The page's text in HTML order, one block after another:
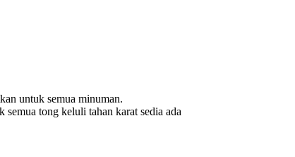
untuk semua minuman.
tong keluli tahan karat sedia ada